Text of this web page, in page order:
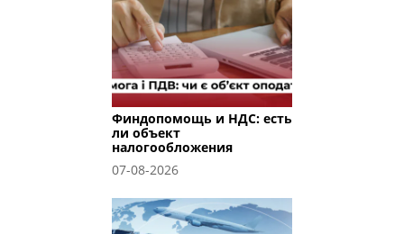
Финдопомощь и НДС: есть
ли объект
налогообложения
07-08-2026